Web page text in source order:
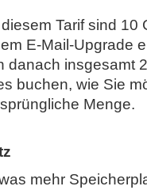
Tarif sind 10
E-Mail-Upgrade
danach insgesamt
buchen, wie Sie
Menge.
mehr